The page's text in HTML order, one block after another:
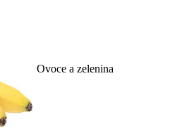
Ovoce a zelenina